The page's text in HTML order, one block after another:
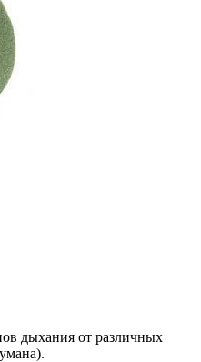
дыхания от различных